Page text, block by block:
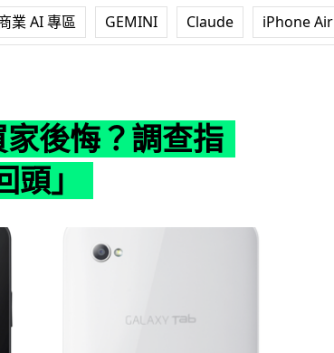
業 AI 專區 GEMINI Claude iPhone Air
後悔？調查指
」